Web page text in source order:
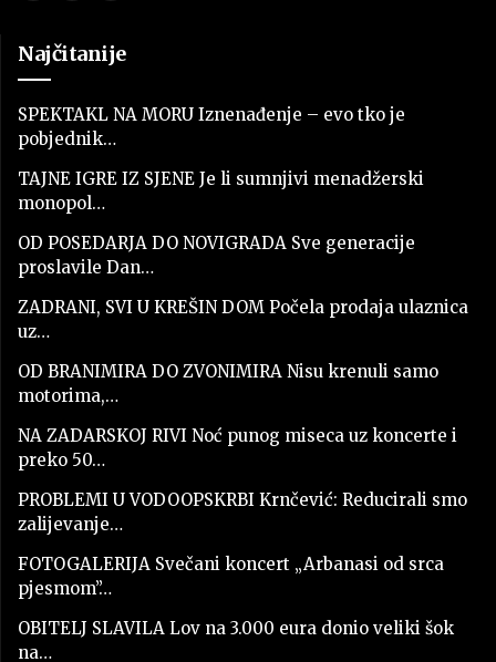
Najčitanije
SPEKTAKL NA MORU Iznenađenje – evo tko je
pobjednik…
TAJNE IGRE IZ SJENE Je li sumnjivi menadžerski
monopol…
OD POSEDARJA DO NOVIGRADA Sve generacije
proslavile Dan…
ZADRANI, SVI U KREŠIN DOM Počela prodaja ulaznica
uz…
OD BRANIMIRA DO ZVONIMIRA Nisu krenuli samo
motorima,…
NA ZADARSKOJ RIVI Noć punog miseca uz koncerte i
preko 50…
PROBLEMI U VODOOPSKRBI Krnčević: Reducirali smo
zalijevanje…
FOTOGALERIJA Svečani koncert „Arbanasi od srca
pjesmom”…
OBITELJ SLAVILA Lov na 3.000 eura donio veliki šok
na…